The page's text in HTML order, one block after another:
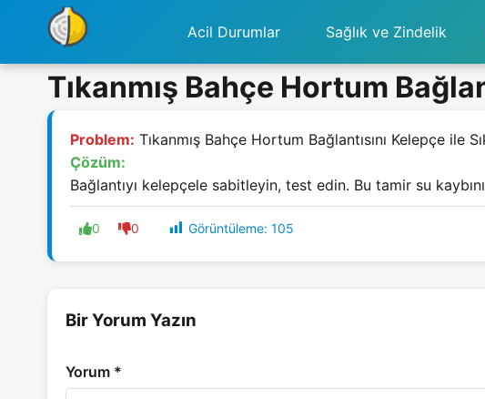
Acil Durumlar Sağlık ve Zindelik
Tıkanmış Bahçe Hortum
Problem: Tıkanmış Bahçe Hortum Bağlantısını Kelepçe ile
Çözüm:
Bağlantıyı kelepçele sabitleyin, test edin. Bu tamir su
0 0 Görüntüleme: 105
Bir Yorum Yazın
Yorum *